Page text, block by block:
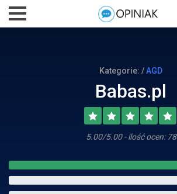
Kategorie: /AGD
Babas.pl
5.00/5.00 - ilość ocen: 78